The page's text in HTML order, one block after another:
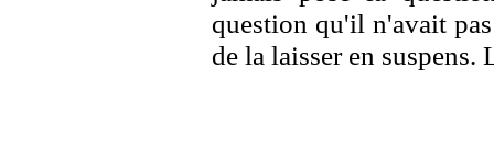
question qu'il n'avait
de la laisser en suspens.